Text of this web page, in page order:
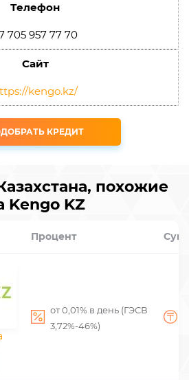
Телефон
705 957 77 70
Сайт
kengo.kz/
КРЕДИТ
похожие
Kengo KZ
Процент
от 0,01% в день (ГЭСВ
3,72%-46%)